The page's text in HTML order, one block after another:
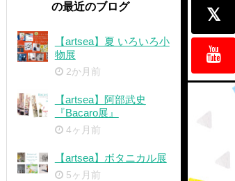
の最近のブログ
【artsea】夏 いろいろ小
物展
2か月前
【artsea】阿部武史
『Bacaro展』
4ヶ月前
【artsea】ボタニカル展
5ヶ月前